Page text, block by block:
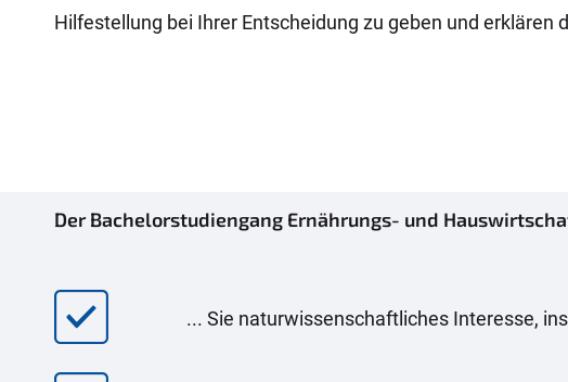
Hilfestellung bei Ihrer Entscheidung zu geben und erklären
Der Bachelorstudiengang Ernährungs- und
... Sie naturwissenschaftliches Interesse,